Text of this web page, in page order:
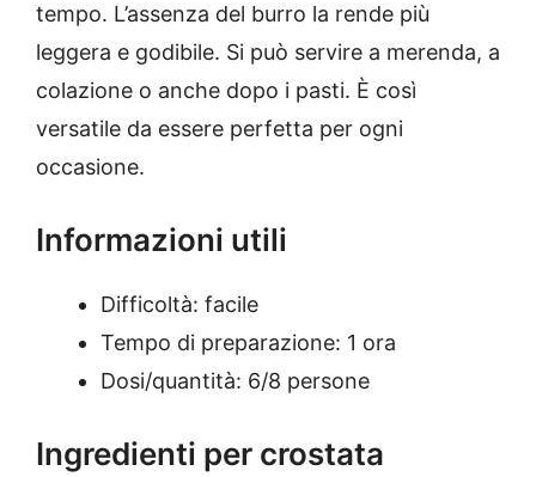
tempo. L’assenza del burro la rende più
leggera e godibile. Si può servire a merenda, a
colazione o anche dopo i pasti. È così
versatile da essere perfetta per ogni
occasione.
Informazioni utili
Difficoltà: facile
Tempo di preparazione: 1 ora
Dosi/quantità: 6/8 persone
Ingredienti per crostata